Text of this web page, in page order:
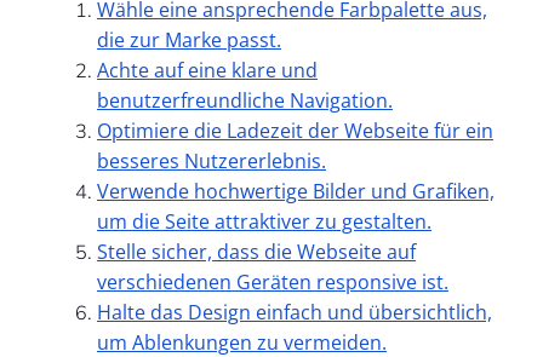
Wähle eine ansprechende Farbpalette aus,
die zur Marke passt.
Achte auf eine klare und
benutzerfreundliche Navigation.
Optimiere die Ladezeit der Webseite für ein
besseres Nutzererlebnis.
Verwende hochwertige Bilder und Grafiken,
um die Seite attraktiver zu gestalten.
Stelle sicher, dass die Webseite auf
verschiedenen Geräten responsive ist.
Halte das Design einfach und übersichtlich,
um Ablenkungen zu vermeiden.